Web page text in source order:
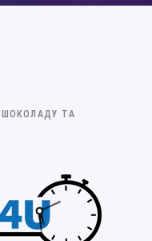
ШОКОЛАДУ ТА